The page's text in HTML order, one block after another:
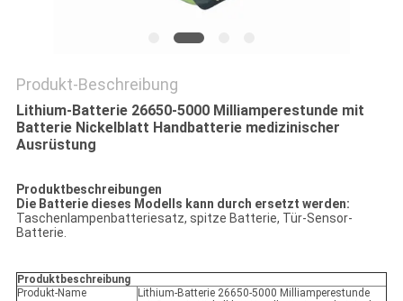
Produkt-Beschreibung
Lithium-Batterie 26650-5000 Milliamperestunde mit
Batterie Nickelblatt Handbatterie medizinischer
Ausrüstung
Produktbeschreibungen
Die Batterie dieses Modells kann durch ersetzt werden:
Taschenlampenbatteriesatz, spitze Batterie, Tür-Sensor-
Batterie.
Produktbeschreibung
Produkt-Name
Lithium-Batterie 26650-5000 Milliamperestunde